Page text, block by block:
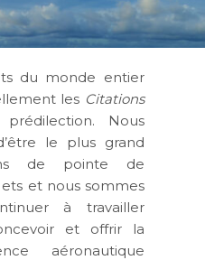
du monde entier
les Citations
Nous
le plus grand
de pointe de
et nous sommes
à travailler
et offrir la
aéronautique